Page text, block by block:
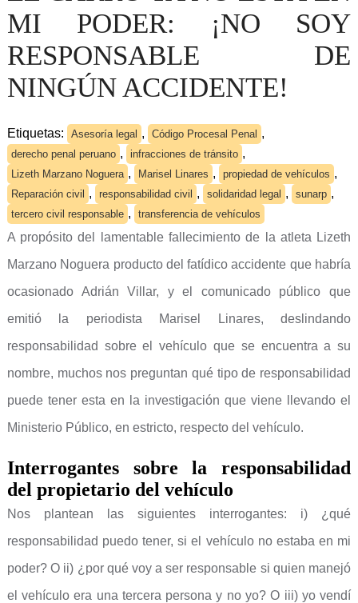
MI PODER: ¡NO SOY
RESPONSABLE DE
NINGÚN ACCIDENTE!
Etiquetas: Asesoría legal , Código Procesal Penal ,
derecho penal peruano , infracciones de tránsito ,
Lizeth Marzano Noguera , Marisel Linares , propiedad de vehículos ,
Reparación civil , responsabilidad civil , solidaridad legal , sunarp ,
tercero civil responsable , transferencia de vehículos
A propósito del lamentable fallecimiento de la atleta Lizeth
Marzano Noguera producto del fatídico accidente que habría
ocasionado Adrián Villar, y el comunicado público que
emitió la periodista Marisel Linares, deslindando
responsabilidad sobre el vehículo que se encuentra a su
nombre, muchos nos preguntan qué tipo de responsabilidad
puede tener esta en la investigación que viene llevando el
Ministerio Público, en estricto, respecto del vehículo.
Interrogantes sobre la responsabilidad
del propietario del vehículo
Nos plantean las siguientes interrogantes: i) ¿qué
responsabilidad puedo tener, si el vehículo no estaba en mi
poder? O ii) ¿por qué voy a ser responsable si quien manejó
el vehículo era una tercera persona y no yo? O iii) yo vendí